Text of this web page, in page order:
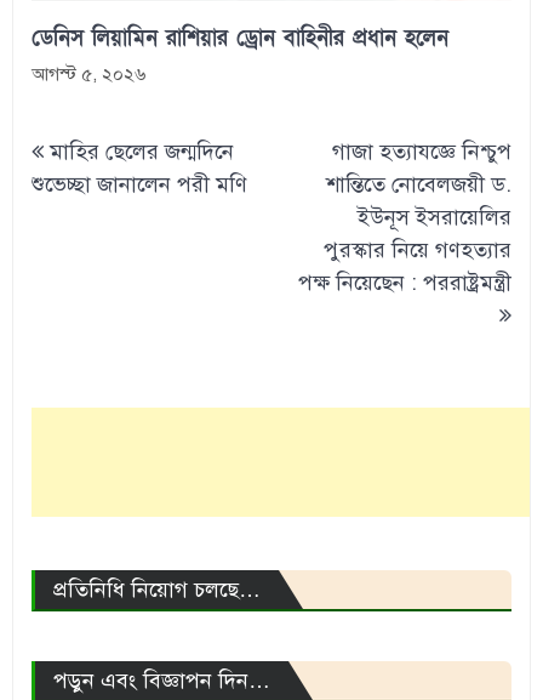
ডেনিস লিয়ামিন রাশিয়ার ড্রোন বাহিনীর প্রধান হলেন
আগস্ট ৫, ২০২৬
Post
navigation
মাহির ছেলের জন্মদিনে
শুভেচ্ছা জানালেন পরী মণি
গাজা হত্যাযজ্ঞে নিশ্চুপ
শান্তিতে নোবেলজয়ী ড.
ইউনূস ইসরায়েলির
পুরস্কার নিয়ে গণহত্যার
পক্ষ নিয়েছেন : পররাষ্ট্রমন্ত্রী
প্রতিনিধি নিয়োগ চলছে…
পড়ুন এবং বিজ্ঞাপন দিন…